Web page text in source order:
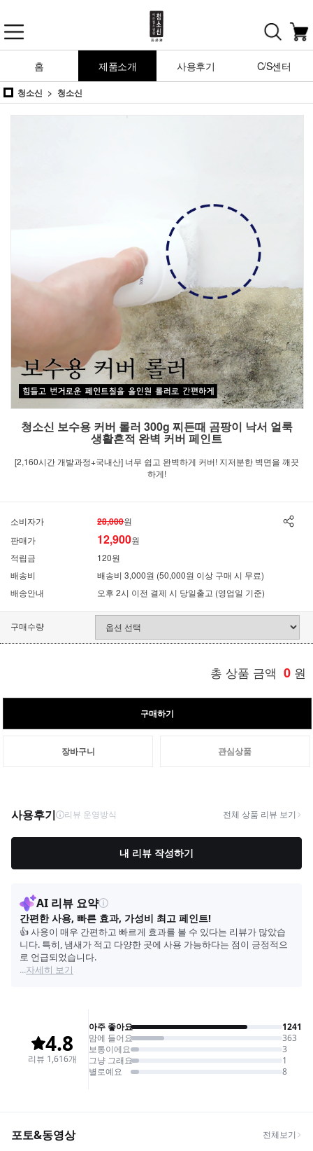
홈 제품소개 사용후기 C/S센터
청소신 청소신
청소신 보수용 커버 롤러 300g 찌든때 곰팡이 낙서 얼룩
생활흔적 완벽 커버 페인트
[2,160시간 개발과정+국내산] 너무 쉽고 완벽하게 커버! 지저분한 벽면을 깨끗
하게!
소비자가 28,000원
판매가
12,900원
적립금
120원
배송비
배송비 3,000원 (50,000원 이상 구매 시 무료)
배송안내
오후 2시 이전 결제 시 당일출고 (영업일 기준)
구매수량
총 상품 금액 0 원
구매하기
장바구니 관심상품